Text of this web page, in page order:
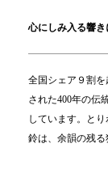
心にしみ入る響き
全国シェア９割
された400年の伝
しています。と
鈴は、余韻の残る